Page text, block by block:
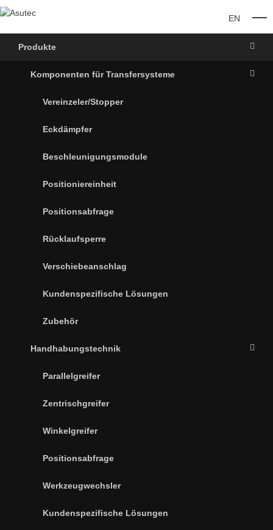
EN
Produkte
Komponenten für Transfersysteme
Vereinzeler/Stopper
Eckdämpfer
Beschleunigungsmodule
Positioniereinheit
Positionsabfrage
Rücklaufsperre
Verschiebeanschlag
Kundenspezifische Lösungen
Zubehör
Handhabungstechnik
Parallelgreifer
Zentrischgreifer
Winkelgreifer
Positionsabfrage
Werkzeugwechsler
Kundenspezifische Lösungen